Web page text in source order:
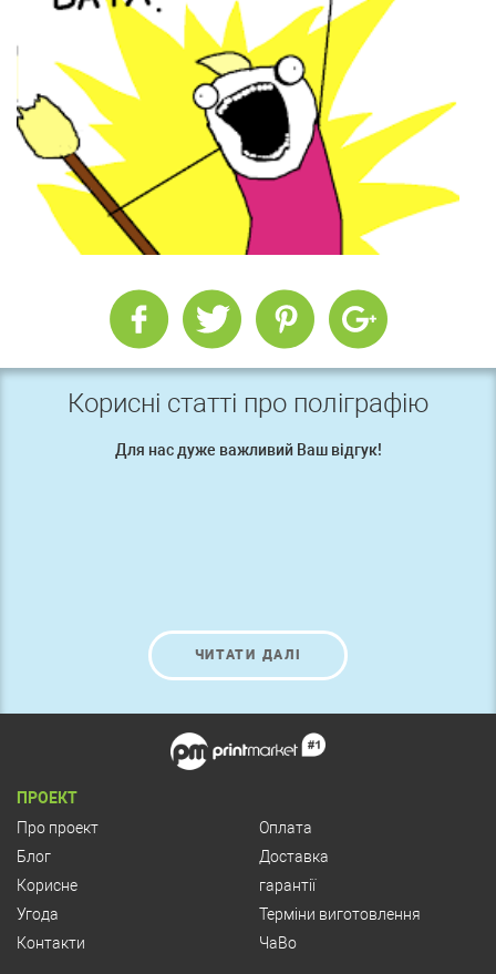
Корисні статті про поліграфію
Для нас дуже важливий Ваш відгук!
ЧИТАТИ ДАЛІ
ПРОЕКТ
Про проект
Блог
Корисне
Угода
Контакти
Оплата
Доставка
гарантії
Терміни виготовлення
ЧаВо